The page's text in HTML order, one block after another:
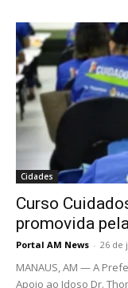
Cidades
Curso
promovida
Portal AM News - 26 de
MANAUS, AM — A
Apoio ao Idoso Dr.